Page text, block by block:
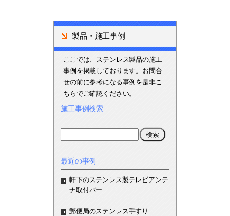
製品・施工事例
ここでは、ステンレス製品の施工
事例を掲載しております。お問合
せの前に参考になる事例を是非こ
ちらでご確認ください。
施工事例検索
最近の事例
軒下のステンレス製テレビアンテ
ナ取付バー
郵便局のステンレス手すり